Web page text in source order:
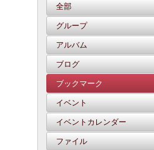
全部
グループ
アルバム
ブログ
ブックマーク
イベント
イベントカレンダー
ファイル